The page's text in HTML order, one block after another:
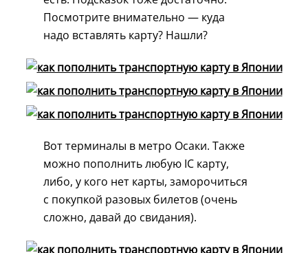
Посмотрите внимательно — куда
надо вставлять карту? Нашли?
Вот терминалы в метро Осаки. Также
можно пополнить любую IC карту,
либо, у кого нет карты, заморочиться
с покупкой разовых билетов (очень
сложно, давай до свидания).